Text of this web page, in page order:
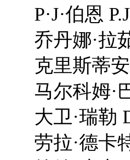
恩 P.J.
·拉茹瓦
蒂安·凯
姆·巴雷
瑞勒
卡特莱特